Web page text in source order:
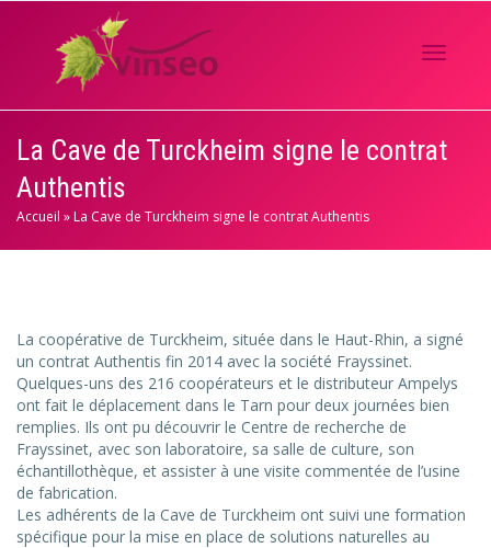
La Cave de Turckheim signe le contrat
Authentis
Accueil »La Cave de Turckheim signe le contrat Authentis
La coopérative de Turckheim, située dans le Haut-Rhin, a signé
un contrat Authentis fin 2014 avec la société Frayssinet.
Quelques-uns des 216 coopérateurs et le distributeur Ampelys
ont fait le déplacement dans le Tarn pour deux journées bien
remplies. Ils ont pu découvrir le Centre de recherche de
Frayssinet, avec son laboratoire, sa salle de culture, son
échantillothèque, et assister à une visite commentée de l’usine
de fabrication.
Les adhérents de la Cave de Turckheim ont suivi une formation
spécifique pour la mise en place de solutions naturelles au